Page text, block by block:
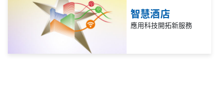
智慧酒店
應用科技開拓新服務